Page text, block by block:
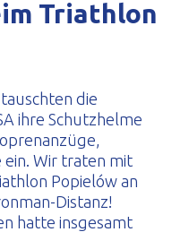
Triathlon
die
ihre Schutzhelme
ein. Wir traten mit
Popielów an
Distanz!
hatte insgesamt